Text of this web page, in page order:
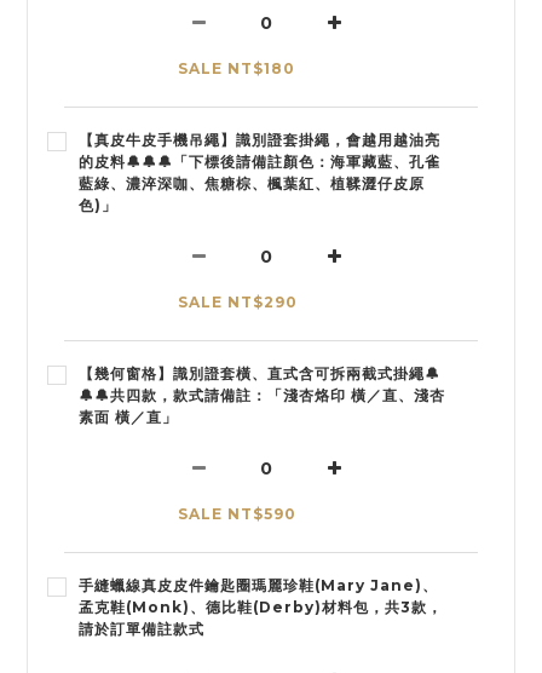
SALE NT$180
【真皮牛皮手機吊繩】識別證套掛繩，會越用越油亮
的皮料🔔🔔🔔「下標後請備註顏色：海軍藏藍、孔雀
藍綠、濃淬深咖、焦糖棕、楓葉紅、植鞣澀仔皮原
色)」
SALE NT$290
【幾何窗格】識別證套橫、直式含可拆兩截式掛繩🔔
🔔🔔共四款，款式請備註：「淺杏烙印 橫／直、淺杏
素面 橫／直」
SALE NT$590
手縫蠟線真皮皮件鑰匙圈瑪麗珍鞋(Mary Jane)、
孟克鞋(Monk)、德比鞋(Derby)材料包，共3款，
請於訂單備註款式